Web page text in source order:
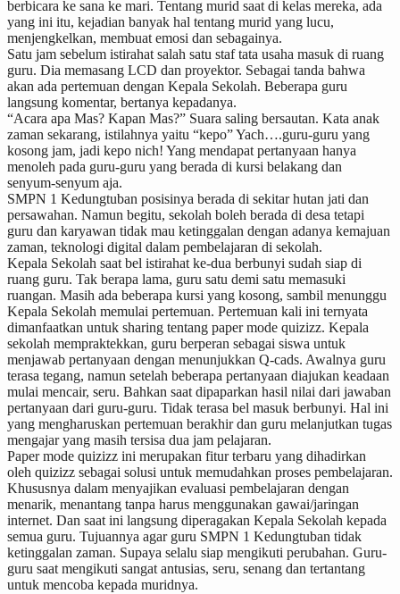
berbicara ke sana ke mari. Tentang murid saat di kelas mereka, ada
yang ini itu, kejadian banyak hal tentang murid yang lucu,
menjengkelkan, membuat emosi dan sebagainya.
Satu jam sebelum istirahat salah satu staf tata usaha masuk di ruang
guru. Dia memasang LCD dan proyektor. Sebagai tanda bahwa
akan ada pertemuan dengan Kepala Sekolah. Beberapa guru
langsung komentar, bertanya kepadanya.
“Acara apa Mas? Kapan Mas?” Suara saling bersautan. Kata anak
zaman sekarang, istilahnya yaitu “kepo” Yach….guru-guru yang
kosong jam, jadi kepo nich! Yang mendapat pertanyaan hanya
menoleh pada guru-guru yang berada di kursi belakang dan
senyum-senyum aja.
SMPN 1 Kedungtuban posisinya berada di sekitar hutan jati dan
persawahan. Namun begitu, sekolah boleh berada di desa tetapi
guru dan karyawan tidak mau ketinggalan dengan adanya kemajuan
zaman, teknologi digital dalam pembelajaran di sekolah.
Kepala Sekolah saat bel istirahat ke-dua berbunyi sudah siap di
ruang guru. Tak berapa lama, guru satu demi satu memasuki
ruangan. Masih ada beberapa kursi yang kosong, sambil menunggu
Kepala Sekolah memulai pertemuan. Pertemuan kali ini ternyata
dimanfaatkan untuk sharing tentang paper mode quizizz. Kepala
sekolah mempraktekkan, guru berperan sebagai siswa untuk
menjawab pertanyaan dengan menunjukkan Q-cads. Awalnya guru
terasa tegang, namun setelah beberapa pertanyaan diajukan keadaan
mulai mencair, seru. Bahkan saat dipaparkan hasil nilai dari jawaban
pertanyaan dari guru-guru. Tidak terasa bel masuk berbunyi. Hal ini
yang mengharuskan pertemuan berakhir dan guru melanjutkan tugas
mengajar yang masih tersisa dua jam pelajaran.
Paper mode quizizz ini merupakan fitur terbaru yang dihadirkan
oleh quizizz sebagai solusi untuk memudahkan proses pembelajaran.
Khususnya dalam menyajikan evaluasi pembelajaran dengan
menarik, menantang tanpa harus menggunakan gawai/jaringan
internet. Dan saat ini langsung diperagakan Kepala Sekolah kepada
semua guru. Tujuannya agar guru SMPN 1 Kedungtuban tidak
ketinggalan zaman. Supaya selalu siap mengikuti perubahan. Guru-
guru saat mengikuti sangat antusias, seru, senang dan tertantang
untuk mencoba kepada muridnya.